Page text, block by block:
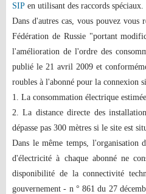
SIP en utilisant des raccords spéciaux.
Dans d'autres cas, vous pouvez
Fédération de Russie "portant
l'amélioration de l'ordre des
publié le 21 avril 2009 et
roubles à l'abonné pour la connexion
1. La consommation électrique
2. La distance directe des
dépasse pas 300 mètres si le site est
Dans le même temps, l'organisation
d'électricité à chaque abonné ne
disponibilité de la connectivité
gouvernement - n ° 861 du 27